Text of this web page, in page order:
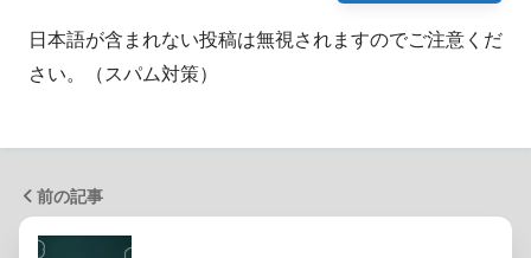
日本語が含まれない投稿は無視されますのでご注意くだ
さい。（スパム対策）
前の記事